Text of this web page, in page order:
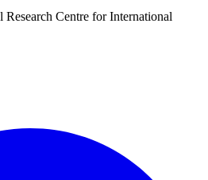
Centre for International